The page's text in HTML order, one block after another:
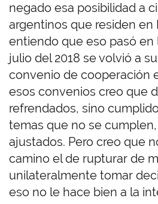
negado esa posibilidad a
argentinos que residen en
entiendo que eso pasó en
julio del 2018 se volvió a
convenio de cooperación
esos convenios creo que
refrendados, sino
temas que no se
ajustados. Pero creo que
camino el de rupturar de
unilateralmente tomar
eso no le hace bien a la